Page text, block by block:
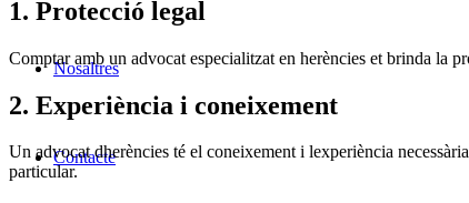
Nosaltres
Contacte
1. Protecció legal
Comptar amb un advocat especialitzat en herències et brinda la
2. Experiència i coneixement
Un advocat dherències té el coneixement i lexperiència
particular.